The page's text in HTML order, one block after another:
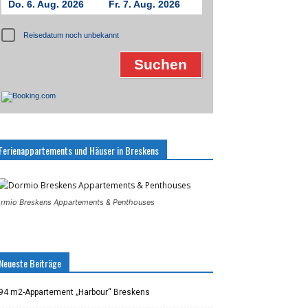
Do. 6. Aug. 2026 Fr. 7. Aug. 2026
Reisedatum noch unbekannt
und Häuser in Breskens
Breskens Appartements & Penthouses
Beiträge
m2-Appartement „Harbour“ Breskens